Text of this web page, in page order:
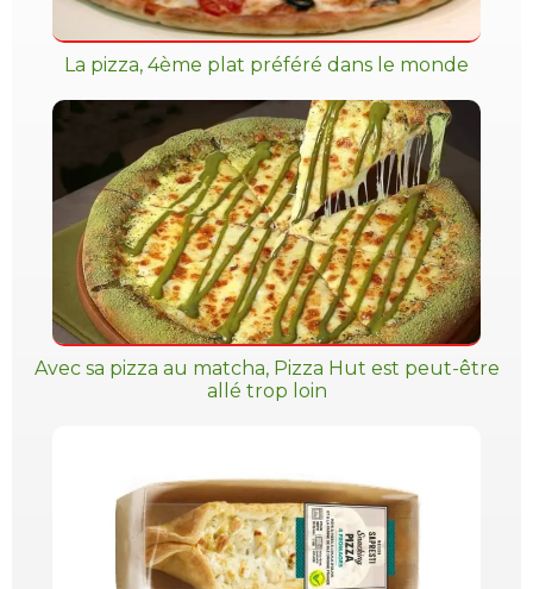
La pizza, 4ème plat préféré dans le monde
Avec sa pizza au matcha, Pizza Hut est peut-être
allé trop loin